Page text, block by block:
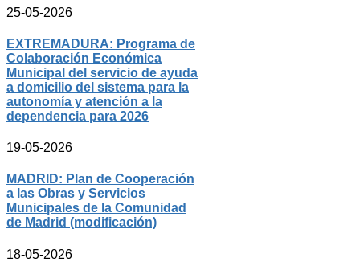
25-05-2026
EXTREMADURA: Programa de
Colaboración Económica
Municipal del servicio de ayuda
a domicilio del sistema para la
autonomía y atención a la
dependencia para 2026
19-05-2026
MADRID: Plan de Cooperación
a las Obras y Servicios
Municipales de la Comunidad
de Madrid (modificación)
18-05-2026